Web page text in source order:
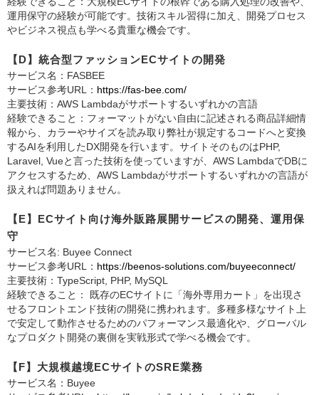
運用保守の経験が可能です。技術スキル習得に加え、開発プロセス
やビジネス視点も学べる貴重な機会です。
【D】統合型ファッションECサイトの開発
サービス名：FASBEE
サービス参考URL： https://fas-bee.com/
主要技術：AWS Lambdaがサポートするいずれかの言語
経験できること：フォーマットがない自由に記述される商品詳細情
報から、カラーやサイズを読み取り弊社が規定するコードへと変換
するAIを利用したDX開発を行います。サイトそのものはPHP,
Laravel, Vueと言った技術を使っていますが、AWS LambdaでDBに
アクセスするため、AWS Lambdaがサポートするいずれかの言語が
扱えれば問題ありません。
【E】ECサイト向け海外販路展開サービスの開発、運用保
守
サービス名: Buyee Connect
サービス参考URL： https://beenos-solutions.com/buyeeconnect/
主要技術：TypeScript, PHP, MySQL
経験できること： 既存のECサイトに「海外専用カート」を出現さ
せるフロントエンド技術の開発に携われます。多種多様なサイト上
で安定して動作させるためのパフォーマンス最適化や、グローバル
なプロダクト開発の裏側を実戦形式で学べる機会です。
【F】大規模越境ECサイトのSRE業務
サービス名：Buyee